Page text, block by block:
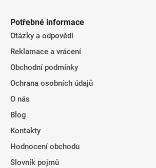
Potřebné informace
Otázky a odpovědi
Reklamace a vrácení
Obchodní podmínky
Ochrana osobních údajů
O nás
Blog
Kontakty
Hodnocení obchodu
Slovník pojmů